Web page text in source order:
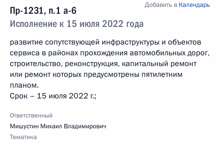
Пр-1231, п.1 а-6
Исполнение к 15 июля 2022 года
Добавить в Календарь
развитие сопутствующей инфраструктуры и объектов
сервиса в районах прохождения автомобильных дорог,
строительство, реконструкция, капитальный ремонт
или ремонт которых предусмотрены пятилетним
планом.
Срок – 15 июля 2022 г.;
Ответственный
Мишустин Михаил Владимирович
Тематика